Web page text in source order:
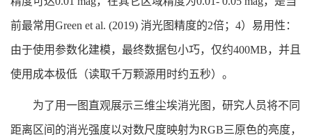
前最常用Green et al. (2019) 消光图精度的2倍；4）易用性：
由于使用参数化建模，最终数据包小巧，仅约400MB，并且
使用成本极低（读取千万颗源用时约五秒）。
为了用一图直观展示三维尘埃消光图，研究人员将不同
距离区间的消光强度以对数尺度映射为RGB三原色的亮度，